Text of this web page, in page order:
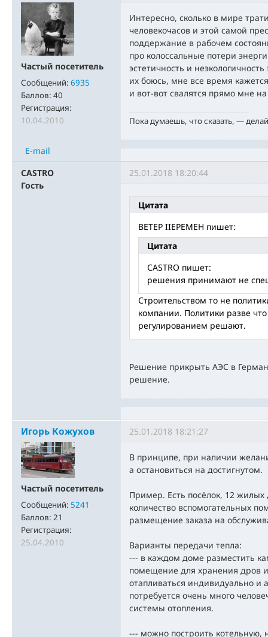
Частый посетитель
Сообщений: 6935
Баллов: 40
Регистрация:
10.04.2010
Интересно, сколько в мире
человекочасов и этой самой
поддержание в рабочем
про колоссальные потери
эстетичность и
их боюсь, мне все время
и вот-вот свалятся прямо мне на
Пока думаешь, что сказать, —
E-mail
CASTRO
Гость
25.01.2018 18:20:44
Цитата
BETEP IIEPEMEH пишет:
Цитата
CASTRO пишет:
решения принимают не
Строительством то не
компании. Политики разве
регулированием решают.
Решение прикрыть АЭС в
решение.
Игорь Кожухов
Частый посетитель
Сообщений: 5241
Баллов: 21
Регистрация:
25.04.2010
25.01.2018 18:21:27
В принципе, при наличии
а остановиться на достигнутом.
Пример. Есть посёлок, 12
количество вспомогательных
размещение заказа на
Варианты передачи тепла:
--- в каждом доме разместить
помещение для хранения дров
отапливаться индивидуально и
потребуется очень много
системы отопления.
--- можно построить котельную,